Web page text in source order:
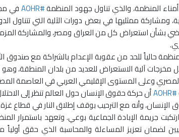
المنظمة، والذي تناول جهود المنظمة#AOHR
في
ومشاركة ممثليها في بعض دورات الآلية التي تتناول
بشأن استعراض كل من العراق ومصر، والمشاركة
حالياً للحد من عقوبة الإعدام بالشراكة مع
مخرجات آلية الاستعراض للعديد من بلدان المنطقة،
وعلى المستوى الإقليمي العربي في العاصمة المصرية
#AOHR
أن حركة حقوق الإنسان حول العالم تنظر إلى
وأنه مع الترحيب بوقف إطلاق النار في قطاع
ارتكبت جريمة الإبادة الجماعية بوعي. وتعهد
لضمان تعزيز المساءلة والمحاسبة الذي حقق